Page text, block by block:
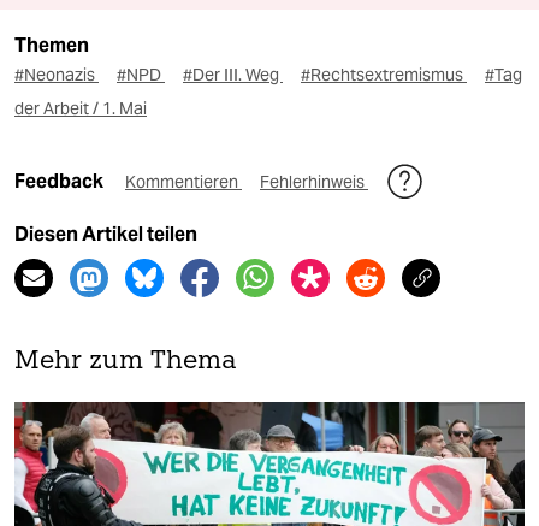
Themen
#Neonazis #NPD #Der III. Weg #Rechtsextremismus
#Tag
der Arbeit / 1. Mai
Feedback Kommentieren Fehlerhinweis
Diesen Artikel teilen
Mehr zum Thema